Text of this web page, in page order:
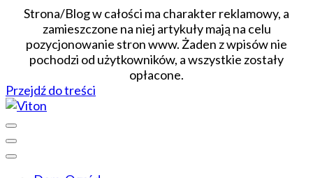
Strona/Blog w całości ma charakter reklamowy, a
zamieszczone na niej artykuły mają na celu
pozycjonowanie stron www. Żaden z wpisów nie
pochodzi od użytkowników, a wszystkie zostały
opłacone.
Przejdź do treści
Viton